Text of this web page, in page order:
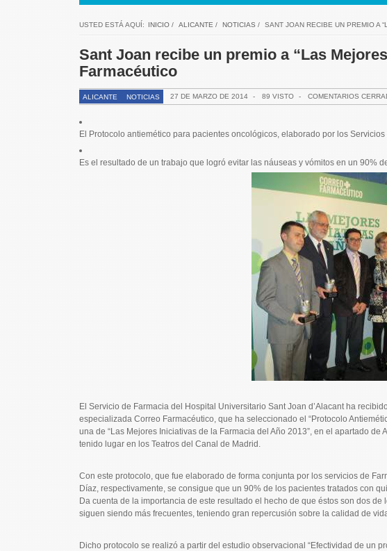
USTED ESTÁ AQUÍ: INICIO/ ALICANTE / NOTICIAS / SANT JOAN RECIBE UN PREMIO A
Sant Joan recibe un premio a “Las
Farmacéutico
ALICANTE NOTICIAS 27 DE MARZO DE 2014 - 89 VISTO - COMENTARIOS
El Protocolo antiemético para pacientes oncológicos, elaborado por los
Es el resultado de un trabajo que logró evitar las náuseas y vómitos en un 90%
El Servicio de Farmacia del Hospital Universitario Sant Joan d’Alacant ha
especializada Correo Farmacéutico, que ha seleccionado el “Protocolo
una de “Las Mejores Iniciativas de la Farmacia del Año 2013”, en el apartado
tenido lugar en los Teatros del Canal de Madrid.
Con este protocolo, que fue elaborado de forma conjunta por los servicios de
Díaz, respectivamente, se consigue que un 90% de los pacientes tratados con
Da cuenta de la importancia de este resultado el hecho de que éstos son dos
siguen siendo más frecuentes, teniendo gran repercusión sobre la calidad de
Dicho protocolo se realizó a partir del estudio observacional “Efectividad de un